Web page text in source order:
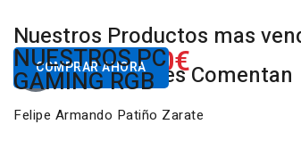
Nuestros Productos mas
Desde650.00€
COMPRAR AHORA
NUESTROS PC
GAMING RGB
Nuestros Clientes Comentan
Felipe Armando Patiño Zarate